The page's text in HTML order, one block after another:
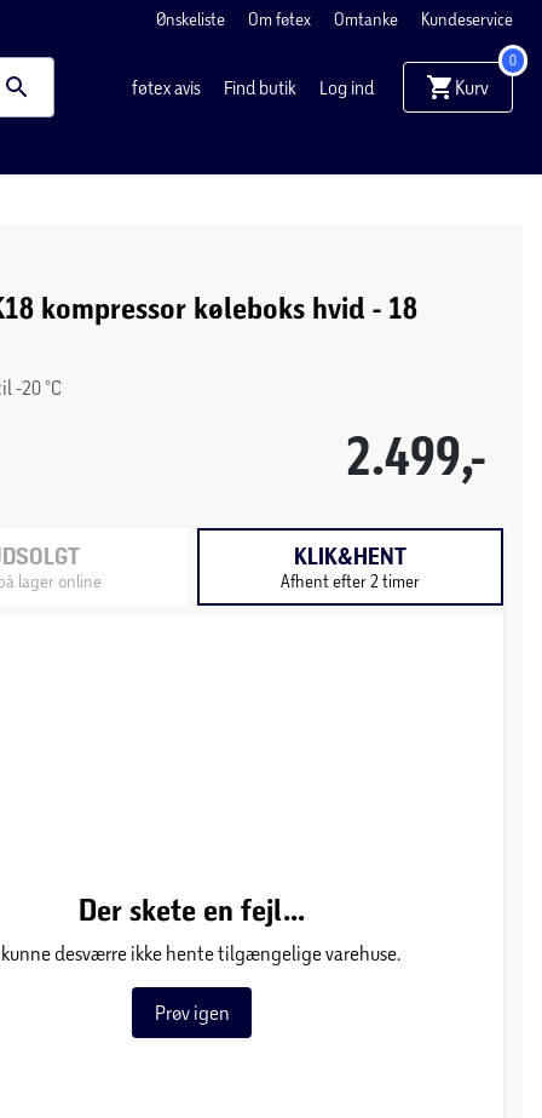
Ønskeliste Om føtex Omtanke Kundeservice
føtex avis Find butik Log ind Kurv
0
kompressor køleboks hvid - 18
-20 °C
2.499,-
lager online
KLIK&HENT
Afhent efter 2 timer
Der skete en fejl...
kunne desværre ikke hente tilgængelige varehuse.
Prøv igen